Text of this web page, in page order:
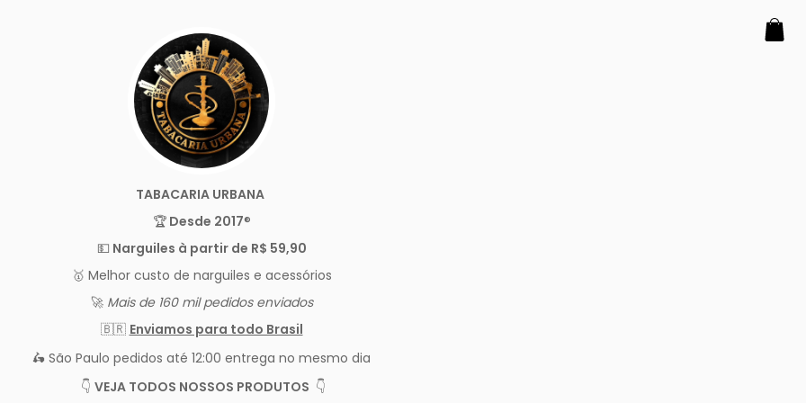
TABACARIA URBANA
🏆Desde 2017®️
💵 Narguiles à partir de R$ 59,90
🥇 Melhor custo de narguiles e acessórios
🚀Mais de 160 mil pedidos enviados
🇧🇷 Enviamos para todo Brasil
🛵 São Paulo pedidos até 12:00 entrega no mesmo dia
👇 VEJA TODOS NOSSOS PRODUTOS 👇